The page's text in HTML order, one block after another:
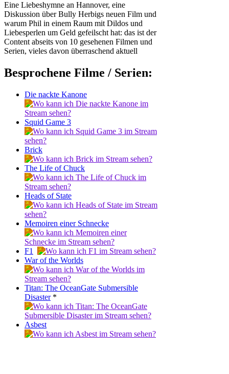
Eine Liebeshymne an Hannover, eine
Diskussion über Bully Herbigs neuen Film und
warum Phil in einem Raum mit Dildos und
Liebesperlen um Geld gefeilscht hat: das ist der
Content abseits von 10 gesehenen Filmen und
Serien, vieles davon überraschend aktuell
Besprochene Filme / Serien:
Die nackte Kanone
Squid Game 3
Brick
The Life of Chuck
Heads of State
Memoiren einer Schnecke
F1
War of the Worlds
Titan: The OceanGate Submersible
Disaster *
Asbest